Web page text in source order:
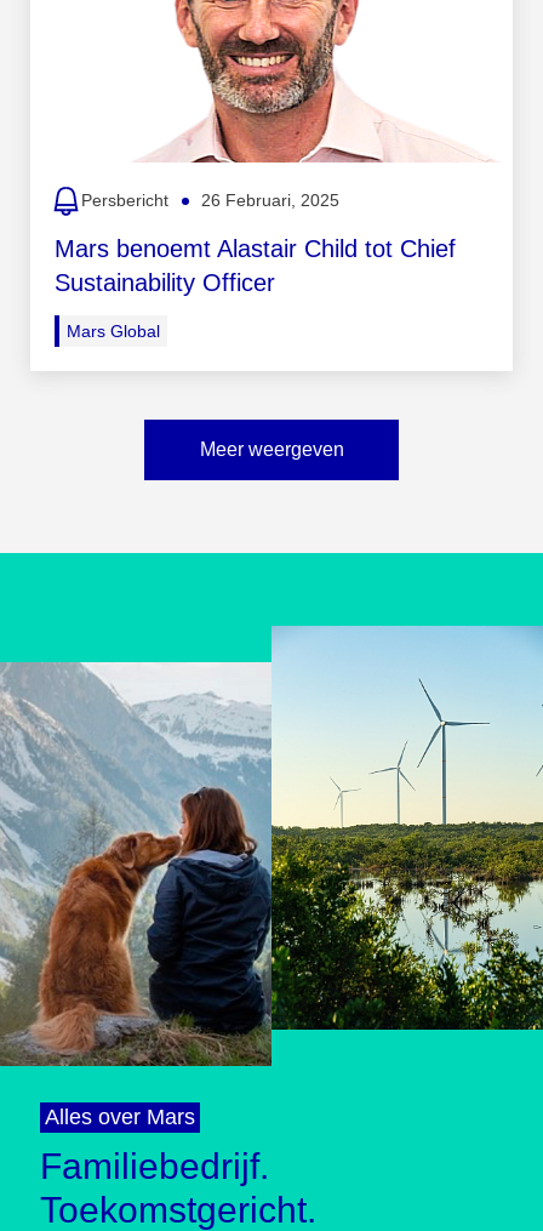
Persbericht 26 Februari, 2025
Mars benoemt Alastair Child tot Chief
Sustainability Officer
Mars Global
Meer weergeven
Alles over Mars
Familiebedrijf.
Toekomstgericht.